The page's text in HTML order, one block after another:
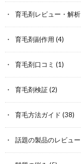
育毛剤レビュー・解析
育毛剤副作用 (4)
育毛剤口コミ (1)
育毛剤検証(2)
育毛方法ガイド (38)
話題の製品のレビュー